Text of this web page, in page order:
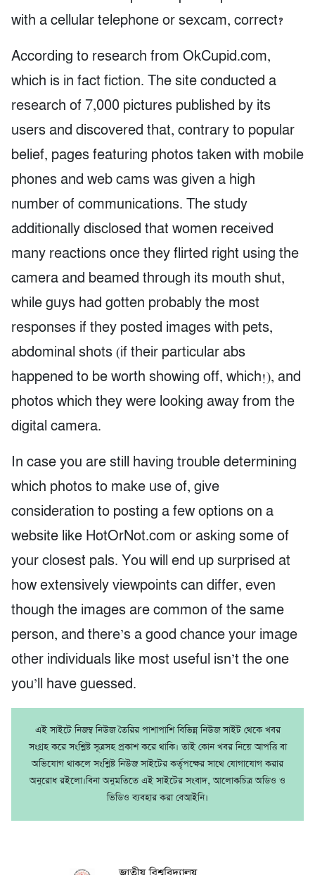
with a cellular telephone or sexcam, correct?
According to research from OkCupid.com,
which is in fact fiction. The site conducted a
research of 7,000 pictures published by its
users and discovered that, contrary to popular
belief, pages featuring photos taken with mobile
phones and web cams was given a high
number of communications. The study
additionally disclosed that women received
many reactions once they flirted right using the
camera and beamed through its mouth shut,
while guys had gotten probably the most
responses if they posted images with pets,
abdominal shots (if their particular abs
happened to be worth showing off, which!), and
photos which they were looking away from the
digital camera.
In case you are still having trouble determining
which photos to make use of, give
consideration to posting a few options on a
website like HotOrNot.com or asking some of
your closest pals. You will end up surprised at
how extensively viewpoints can differ, even
though the images are common of the same
person, and there’s a good chance your image
other individuals like most useful isn’t the one
you’ll have guessed.
এই সাইটে নিজম্ব নিউজ তৈরির পাশাপাশি বিভিন্ন নিউজ সাইট থেকে খবর
সংগ্রহ করে সংশ্লিষ্ট সূত্রসহ প্রকাশ করে থাকি। তাই কোন খবর নিয়ে আপত্তি বা
অভিযোগ থাকলে সংশ্লিষ্ট নিউজ সাইটের কর্তৃপক্ষের সাথে যোগাযোগ করার
অনুরোধ রইলো।বিনা অনুমতিতে এই সাইটের সংবাদ, আলোকচিত্র অডিও ও
ভিডিও ব্যবহার করা বেআইনি।